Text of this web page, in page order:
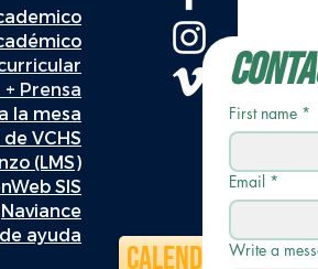
Prensa
la mesa
VCHS
(LMS)
SIS
Naviance
ayuda
Calendario
First name *
Email *
Write a